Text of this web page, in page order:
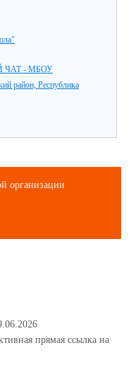
ЧАТ - МБОУ
район, Республика
организации
прямая ссылка на